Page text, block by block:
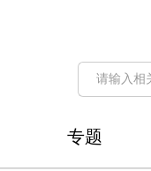
专题